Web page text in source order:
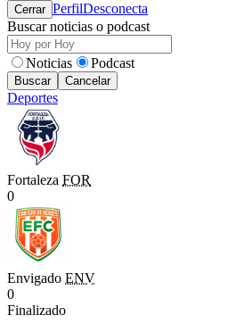
Cerrar PerfilDesconecta
Buscar noticias o podcast
Noticias Podcast
Buscar Cancelar
Deportes
Fortaleza FOR
0
Envigado ENV
0
Finalizado